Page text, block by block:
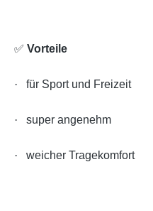
✅ Vorteile
· für Sport und Freizeit
· super angenehm
· weicher Tragekomfort